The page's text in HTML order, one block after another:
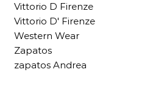
Vittorio D Firenze
Vittorio D' Firenze
Western Wear
Zapatos
zapatos Andrea